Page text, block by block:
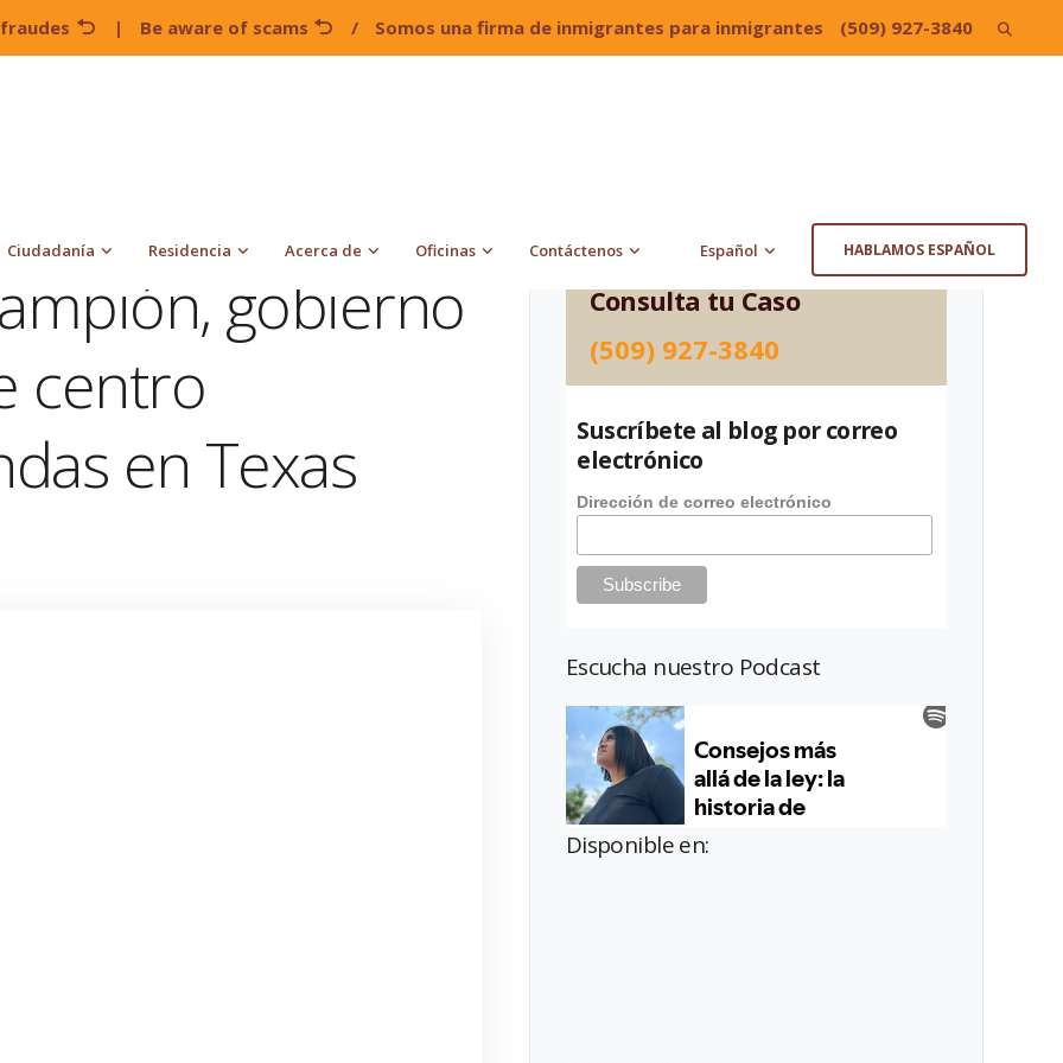
| Be aware of scams / Somos una firma de inmigrantes para inmigrantes (509) 927-3840 Search
Ciudadanía Residencia Acerca de Oficinas Contáctenos Español HABLAMOS ESPAÑOL
gobierno
centro
en Texas
Consulta tu Caso
(509) 927-3840
Suscríbete al blog por correo
electrónico
Dirección de correo electrónico
Escucha nuestro Podcast
Disponible en: